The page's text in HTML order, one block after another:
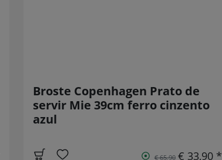
Broste Copenhagen Prato de
servir Mie 39cm ferro cinzento
azul
€ 65,90 € 33,90 *